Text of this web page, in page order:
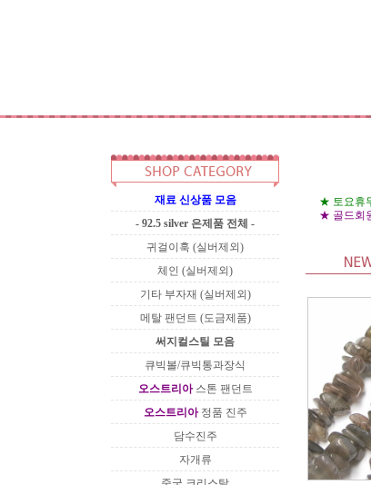
재료 신상품 모음
- 92.5 silver 은제품 전체 -
귀걸이훅 (실버제외)
체인 (실버제외)
기타 부자재 (실버제외)
메탈 팬던트 (도금제품)
써지컬스틸 모음
큐빅볼/큐빅통과장식
오스트리아스톤 팬던트
오스트리아정품 진주
담수진주
자개류
★ 토요휴무
★ 골드회원 :